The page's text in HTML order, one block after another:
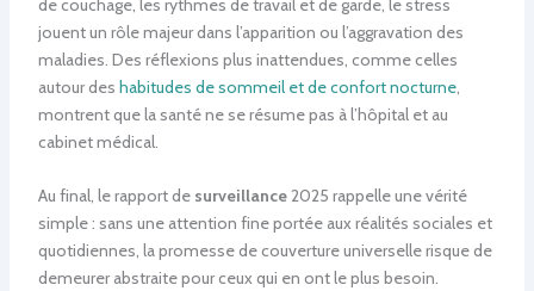
de couchage, les rythmes de travail et de garde, le stress
jouent un rôle majeur dans l’apparition ou l’aggravation des
maladies. Des réflexions plus inattendues, comme celles
autour des habitudes de sommeil et de confort nocturne,
montrent que la santé ne se résume pas à l’hôpital et au
cabinet médical.
Au final, le rapport de surveillance2025 rappelle une vérité
simple : sans une attention fine portée aux réalités sociales et
quotidiennes, la promesse de couverture universelle risque de
demeurer abstraite pour ceux qui en ont le plus besoin.